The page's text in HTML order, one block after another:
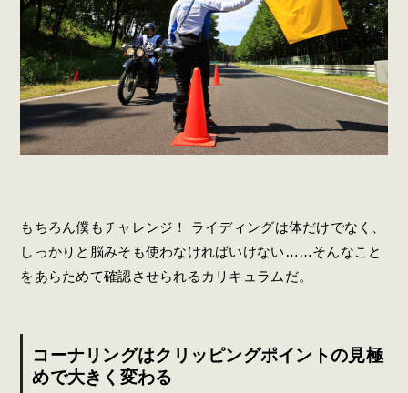
もちろん僕もチャレンジ！ ライディングは体だけでなく、
しっかりと脳みそも使わなければいけない……そんなこと
をあらためて確認させられるカリキュラムだ。
コーナリングはクリッピングポイントの見極
めで大きく変わる